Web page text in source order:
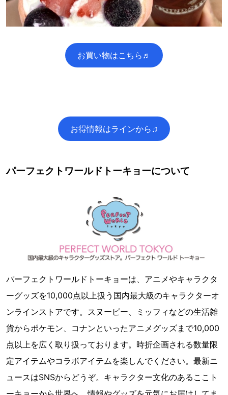
お買い物はこちら♬
お得情報はラインから♫
パーフェクトワールドトーキョーについて
パーフェクトワールドトーキョーは、アニメやキャラクタ
ーグッズを10,000点以上扱う国内最大級のキャラクターオ
ンラインストアです。スヌーピー、ミッフィなどの生活雑
貨からポケモン、コナンといったアニメグッズまで10,000
点以上を広く取り扱っております。時折企画される数量限
定アイテムやコラボアイテムを楽しんでください。最新ニ
ュースはSNSからどうぞ。キャラクター文化のあるここト